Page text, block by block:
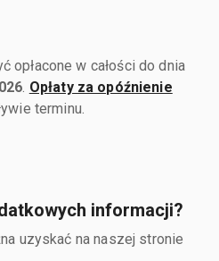
opłacone w całości do dnia
Opłaty za opóźnienie
terminu.
informacji?
uzyskać na naszej stronie